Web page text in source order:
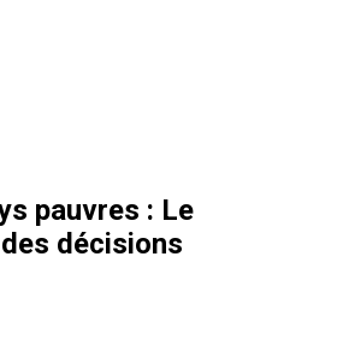
pauvres : Le
décisions